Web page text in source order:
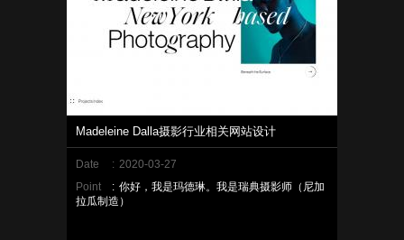
Madeleine Dalla摄影行业相关网站设计
Date : 2020-03-27
Point
: 你好，我是玛德琳。我是瑞典摄影师（尼加
拉瓜制造）